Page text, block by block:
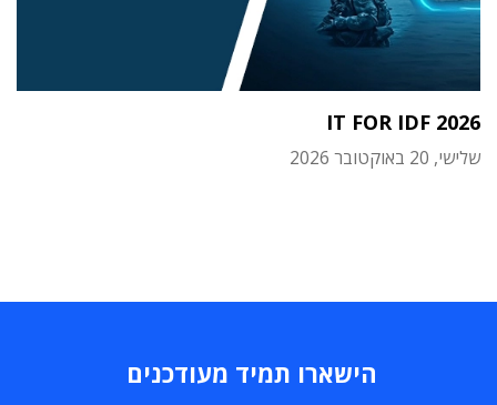
IT FOR IDF 2026
שלישי, 20 באוקטובר 2026
הישארו תמיד מעודכנים